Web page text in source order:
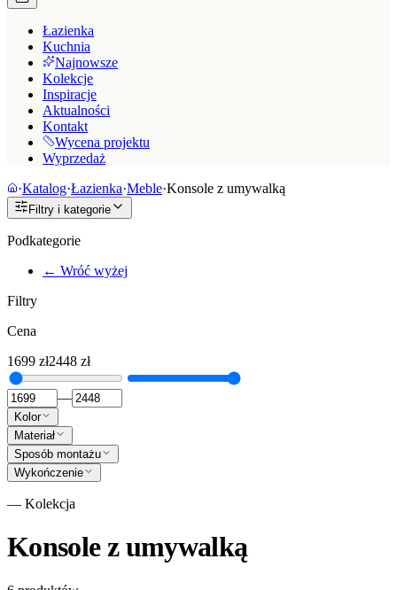
Łazienka
Kuchnia
Najnowsze
Kolekcje
Inspiracje
Aktualności
Kontakt
Wycena projektu
Wyprzedaż
·Katalog·Łazienka·Meble·Konsole z umywalką
Filtry i kategorie
Podkategorie
← Wróć wyżej
Filtry
Cena
1699 zł2448 zł
—
Kolor
Materiał
Sposób montażu
Wykończenie
— Kolekcja
Konsole z umywalką